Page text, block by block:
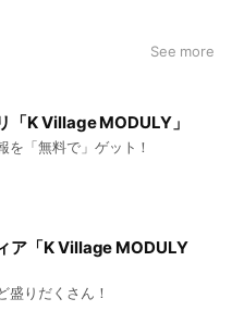
See more
「K Village MODULY」
を「無料で」ゲット！
ア「K Village MODULY
盛りだくさん！